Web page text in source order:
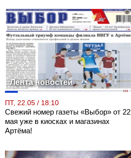
Лента новостей
ПТ, 22.05 / 18:10
Свежий номер газеты «Выбор» от 22
мая уже в киосках и магазинах
Артёма!